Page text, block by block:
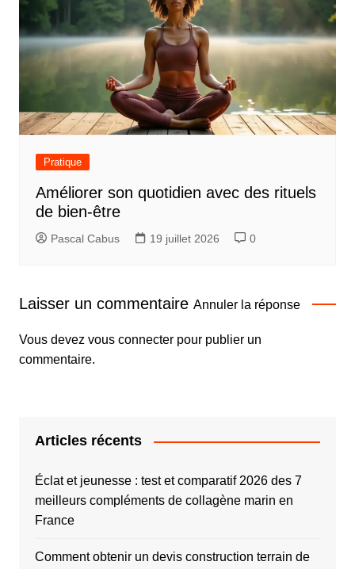
Pratique
Améliorer son quotidien avec des rituels
de bien-être
Pascal Cabus 19 juillet 2026 0
Laisser un commentaire Annuler la réponse
Vous devez vous connecterpour publier un
commentaire.
Articles récents
Éclat et jeunesse : test et comparatif 2026 des 7
meilleurs compléments de collagène marin en
France
Comment obtenir un devis construction terrain de